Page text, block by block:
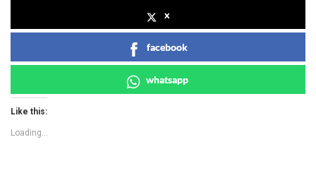
x
facebook
whatsapp
Like this:
Loading...